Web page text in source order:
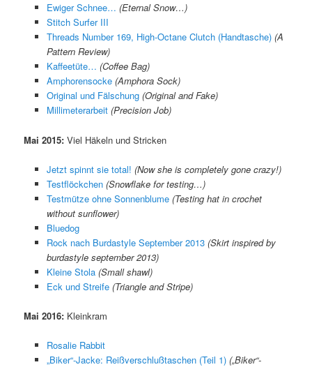
Ewiger Schnee… (Eternal Snow…)
Stitch Surfer III
Threads Number 169, High-Octane Clutch (Handtasche) (A
Pattern Review)
Kaffeetüte… (Coffee Bag)
Amphorensocke (Amphora Sock)
Original und Fälschung (Original and Fake)
Millimeterarbeit (Precision Job)
Mai 2015: Viel Häkeln und Stricken
Jetzt spinnt sie total! (Now she is completely gone crazy!)
Testflöckchen (Snowflake for testing…)
Testmütze ohne Sonnenblume (Testing hat in crochet
without sunflower)
Bluedog
Rock nach Burdastyle September 2013 (Skirt inspired by
burdastyle september 2013)
Kleine Stola (Small shawl)
Eck und Streife (Triangle and Stripe)
Mai 2016: Kleinkram
Rosalie Rabbit
„Biker“-Jacke: Reißverschlußtaschen (Teil 1) („Biker“-